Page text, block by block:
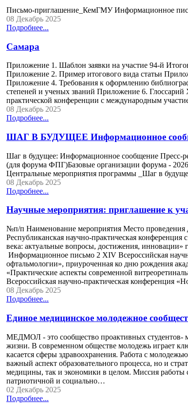
Письмо-приглашение_КемГМУ Информационное
08 Декабрь 2025
Подробнее...
Самара
Приложение 1. Шаблон заявки на участие 94-й
Приложение 2. Пример итогового вида статьи
Приложение 4. Требования к оформлению
степеней и ученых званий Приложение 6.
практической конференции c международным
08 Декабрь 2025
Подробнее...
ШАГ В БУДУЩЕЕ Информационное
Шаг в будущее: Информационное сообщение Пресс-
(для форума ФПГ)Базовые организации форума -
Центральные мероприятия программы _Шаг в
08 Декабрь 2025
Подробнее...
Научные мероприятия: приглашение к
№п/п Наименование мероприятия Место проведения
Республиканская научно-практическая
века: актуальные вопросы, достижения, инновации»
Информационное письмо 2 XIV Всероссийская
офтальмологии», приуроченная ко дню рождения
«Практические аспекты современной
Всероссийская научно-практическая конференция
08 Декабрь 2025
Подробнее...
Единое медицинское молодежное
МЕДМОЛ - это сообщество проактивных студентов-
жизни. В современном обществе молодежь играет
касается сферы здравоохранения. Работа с
важный аспект образовательного процесса, но и
медицины, так и экономики в целом. Миссия работы
патриотичной и социально…
02 Декабрь 2025
Подробнее...